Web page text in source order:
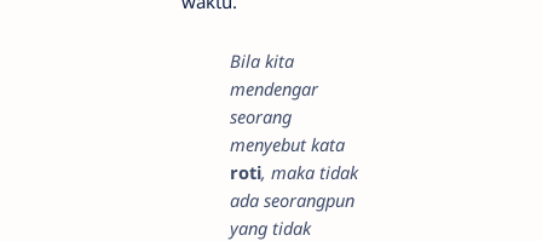
Bila kita
mendengar
seorang
menyebut kata
roti, maka tidak
ada seorangpun
yang tidak